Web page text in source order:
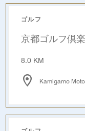
ゴルフ
京都ゴルフ倶
8.0 KM
Kamigamo